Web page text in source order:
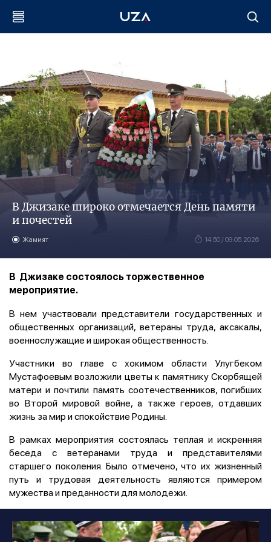
В Джизаке широко отмечается День памяти
и почестей
Жамият 14:50 / 09.05.2026
В Джизаке состоялось торжественное
мероприятие.
В нем участвовали представители государственных и
общественных организаций, ветераны труда, аксакалы,
военнослужащие и широкая общественность.
Участники во главе с хокимом области Улугбеком
Мустафоевым возложили цветы к памятнику Скорбящей
матери и почтили память соотечественников, погибших
во Второй мировой войне, а также героев, отдавших
жизнь за мир и спокойствие Родины.
В рамках мероприятия состоялась теплая и искренняя
беседа с ветеранами труда и представителями
старшего поколения. Было отмечено, что их жизненный
путь и трудовая деятельность являются примером
мужества и преданности для молодежи.